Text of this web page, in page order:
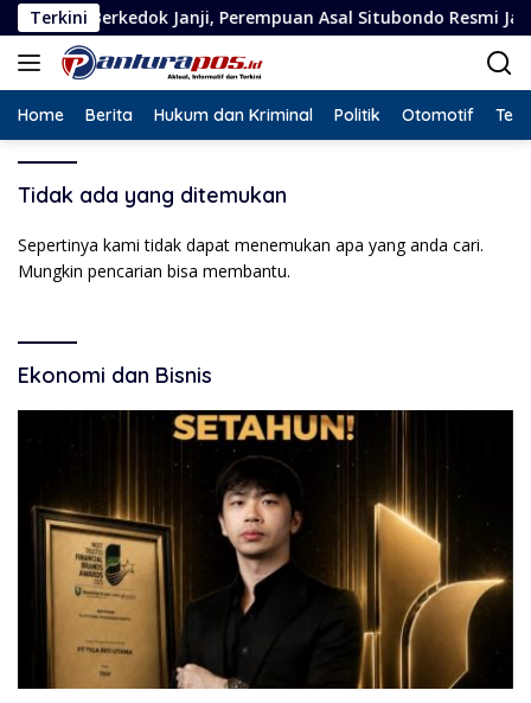
Langsung
ke
konten
TerkiniJanji, Perempuan Asal Situbondo Resmi Jadi
Home Berita Hukum dan Kriminal Politik Otomotif
Tidak ada yang ditemukan
Sepertinya kami tidak dapat menemukan apa yang anda cari.
Mungkin pencarian bisa membantu.
Ekonomi dan Bisnis